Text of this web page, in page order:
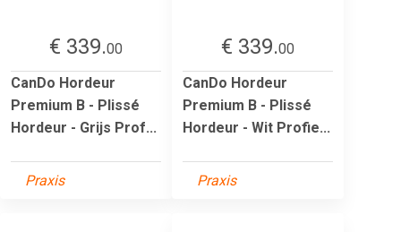
€ 339.00
CanDo Hordeur
Premium B - Plissé
Hordeur - Grijs Prof...
Praxis
€ 339.00
CanDo Hordeur
Premium B - Plissé
Hordeur - Wit Profie...
Praxis